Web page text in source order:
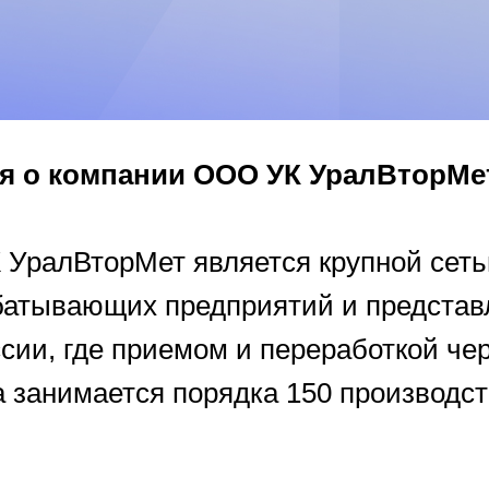
о компании ООО УК
является крупной
предприятий и
где приемом и переработкой
порядка 150